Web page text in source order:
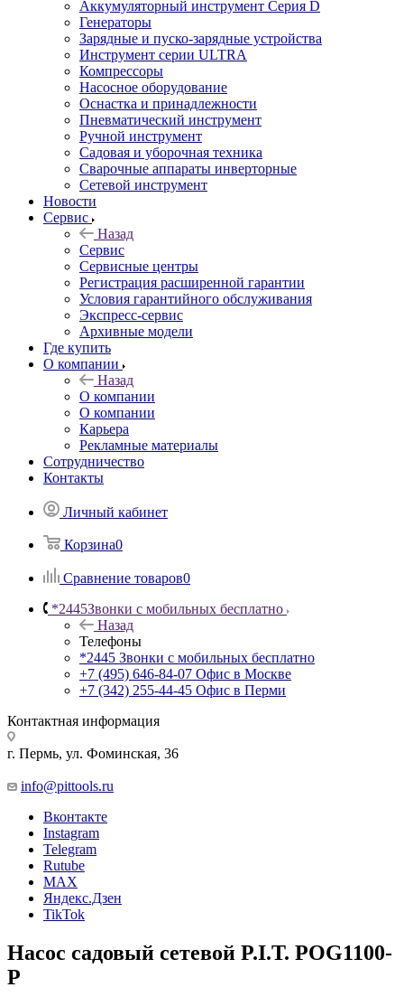
Аккумуляторный инструмент Серия D
Генераторы
Зарядные и пуско-зарядные устройства
Инструмент серии ULTRA
Компрессоры
Насосное оборудование
Оснастка и принадлежности
Пневматический инструмент
Ручной инструмент
Садовая и уборочная техника
Сварочные аппараты инверторные
Сетевой инструмент
Новости
Сервис
Назад
Сервис
Сервисные центры
Регистрация расширенной гарантии
Условия гарантийного обслуживания
Экспресс-сервис
Архивные модели
Где купить
О компании
Назад
О компании
О компании
Карьера
Рекламные материалы
Сотрудничество
Контакты
Личный кабинет
Корзина0
Сравнение товаров0
*2445Звонки с мобильных бесплатно
Назад
Телефоны
*2445 Звонки с мобильных бесплатно
+7 (495) 646-84-07 Офис в Москве
+7 (342) 255-44-45 Офис в Перми
Контактная информация
г. Пермь, ул. Фоминская, 36
info@pittools.ru
Вконтакте
Instagram
Telegram
Rutube
MAX
Яндекс.Дзен
TikTok
Насос садовый сетевой P.I.T. POG1100-
P